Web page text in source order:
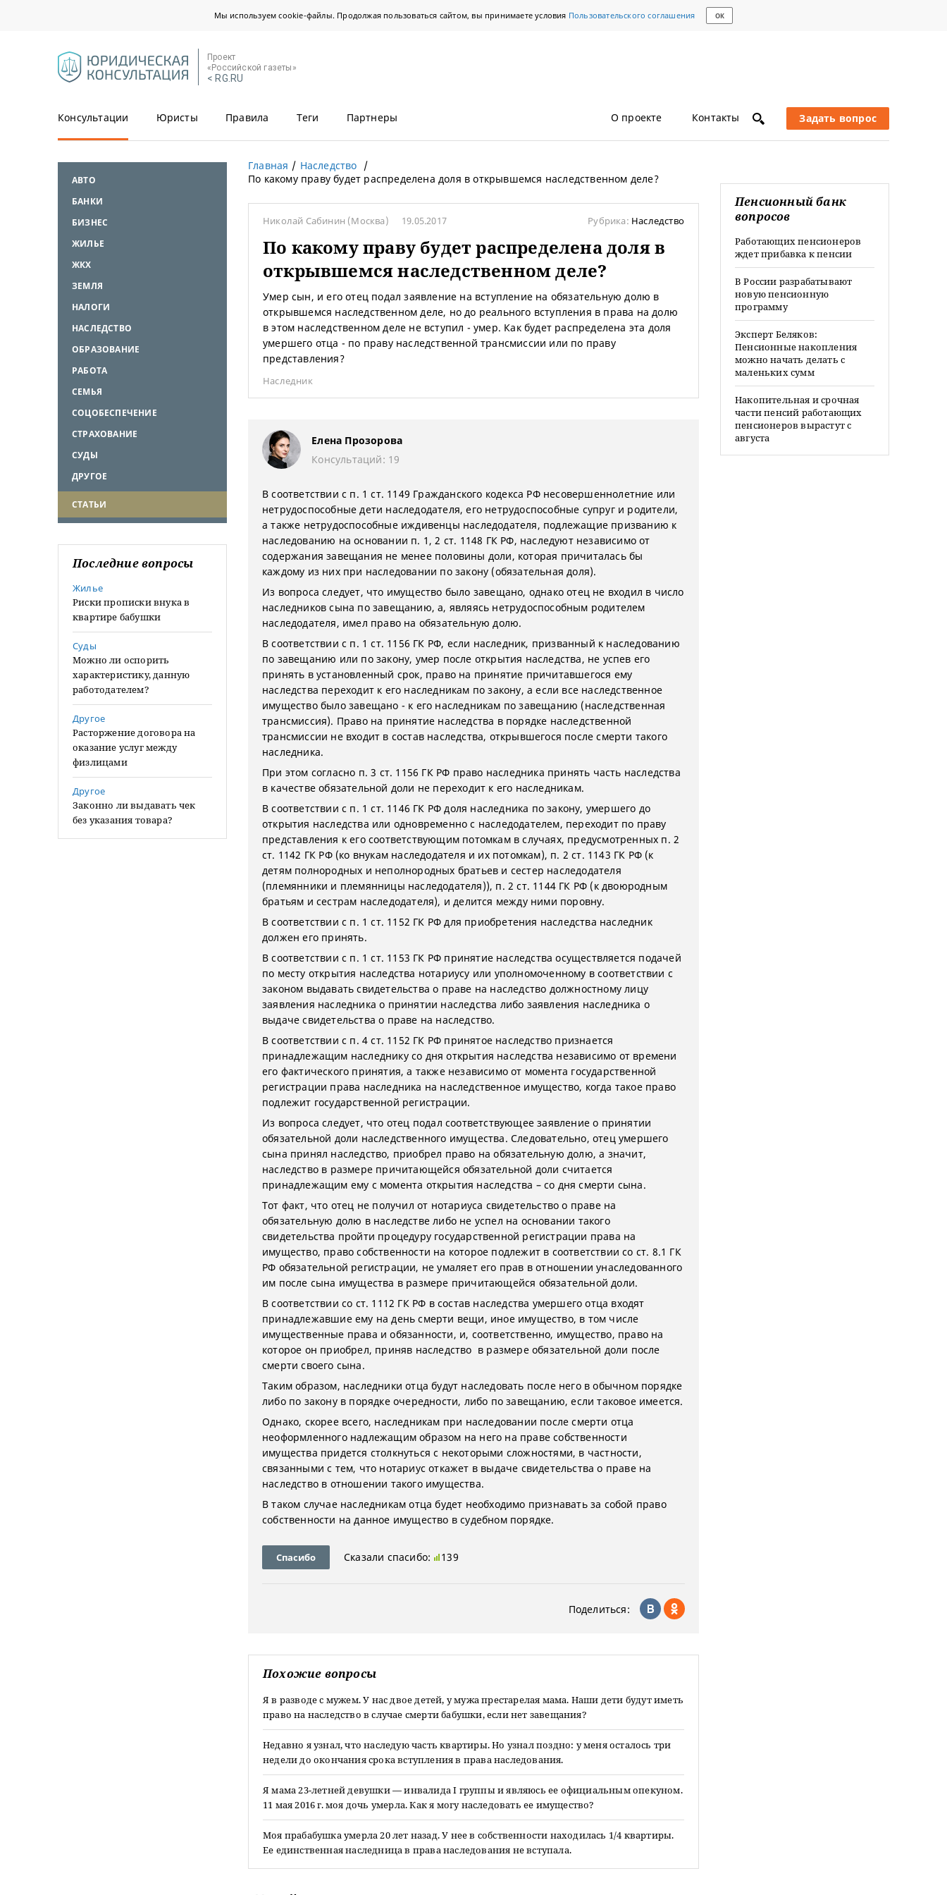
Мы используем cookie-файлы. Продолжая пользоваться сайтом, вы принимаете условия Пользовательского соглашения ОК
Проект
«Российской газеты»
< RG.RU
Консультации Юристы Правила Теги Партнеры О проекте Контакты Задать вопрос
АВТО
БАНКИ
БИЗНЕС
ЖИЛЬЕ
ЖКХ
ЗЕМЛЯ
НАЛОГИ
НАСЛЕДСТВО
ОБРАЗОВАНИЕ
РАБОТА
СЕМЬЯ
СОЦОБЕСПЕЧЕНИЕ
СТРАХОВАНИЕ
СУДЫ
ДРУГОЕ
СТАТЬИ
Последние вопросы
Жилье
Риски прописки внука в
квартире бабушки
Суды
Можно ли оспорить
характеристику, данную
работодателем?
Другое
Расторжение договора на
оказание услуг между
физлицами
Другое
Законно ли выдавать чек
без указания товара?
Главная
Наследство
По какому праву будет распределена доля в открывшемся наследственном деле?
Николай Сабинин (Москва) 19.05.2017 Рубрика: Наследство
По какому праву будет распределена доля в
открывшемся наследственном деле?
Умер сын, и его отец подал заявление на вступление на обязательную долю в
открывшемся наследственном деле, но до реального вступления в права на долю
в этом наследственном деле не вступил - умер. Как будет распределена эта доля
умершего отца - по праву наследственной трансмиссии или по праву
представления?
Наследник
Елена Прозорова
Консультаций: 19
В соответствии с п. 1 ст. 1149 Гражданского кодекса РФ несовершеннолетние или
нетрудоспособные дети наследодателя, его нетрудоспособные супруг и родители,
а также нетрудоспособные иждивенцы наследодателя, подлежащие призванию к
наследованию на основании п. 1, 2 ст. 1148 ГК РФ, наследуют независимо от
содержания завещания не менее половины доли, которая причиталась бы
каждому из них при наследовании по закону (обязательная доля).
Из вопроса следует, что имущество было завещано, однако отец не входил в число
наследников сына по завещанию, а, являясь нетрудоспособным родителем
наследодателя, имел право на обязательную долю.
В соответствии с п. 1 ст. 1156 ГК РФ, если наследник, призванный к наследованию
по завещанию или по закону, умер после открытия наследства, не успев его
принять в установленный срок, право на принятие причитавшегося ему
наследства переходит к его наследникам по закону, а если все наследственное
имущество было завещано - к его наследникам по завещанию (наследственная
трансмиссия). Право на принятие наследства в порядке наследственной
трансмиссии не входит в состав наследства, открывшегося после смерти такого
наследника.
При этом согласно п. 3 ст. 1156 ГК РФ право наследника принять часть наследства
в качестве обязательной доли не переходит к его наследникам.
В соответствии с п. 1 ст. 1146 ГК РФ доля наследника по закону, умершего до
открытия наследства или одновременно с наследодателем, переходит по праву
представления к его соответствующим потомкам в случаях, предусмотренных п. 2
ст. 1142 ГК РФ (ко внукам наследодателя и их потомкам), п. 2 ст. 1143 ГК РФ (к
детям полнородных и неполнородных братьев и сестер наследодателя
(племянники и племянницы наследодателя)), п. 2 ст. 1144 ГК РФ (к двоюродным
братьям и сестрам наследодателя), и делится между ними поровну.
В соответствии с п. 1 ст. 1152 ГК РФ для приобретения наследства наследник
должен его принять.
В соответствии с п. 1 ст. 1153 ГК РФ принятие наследства осуществляется подачей
по месту открытия наследства нотариусу или уполномоченному в соответствии с
законом выдавать свидетельства о праве на наследство должностному лицу
заявления наследника о принятии наследства либо заявления наследника о
выдаче свидетельства о праве на наследство.
В соответствии с п. 4 ст. 1152 ГК РФ принятое наследство признается
принадлежащим наследнику со дня открытия наследства независимо от времени
его фактического принятия, а также независимо от момента государственной
регистрации права наследника на наследственное имущество, когда такое право
подлежит государственной регистрации.
Из вопроса следует, что отец подал соответствующее заявление о принятии
обязательной доли наследственного имущества. Следовательно, отец умершего
сына принял наследство, приобрел право на обязательную долю, а значит,
наследство в размере причитающейся обязательной доли считается
принадлежащим ему с момента открытия наследства – со дня смерти сына.
Тот факт, что отец не получил от нотариуса свидетельство о праве на
обязательную долю в наследстве либо не успел на основании такого
свидетельства пройти процедуру государственной регистрации права на
имущество, право собственности на которое подлежит в соответствии со ст. 8.1 ГК
РФ обязательной регистрации, не умаляет его прав в отношении унаследованного
им после сына имущества в размере причитающейся обязательной доли.
В соответствии со ст. 1112 ГК РФ в состав наследства умершего отца входят
принадлежавшие ему на день смерти вещи, иное имущество, в том числе
имущественные права и обязанности, и, соответственно, имущество, право на
которое он приобрел, приняв наследство в размере обязательной доли после
смерти своего сына.
Таким образом, наследники отца будут наследовать после него в обычном порядке
либо по закону в порядке очередности, либо по завещанию, если таковое имеется.
Однако, скорее всего, наследникам при наследовании после смерти отца
неоформленного надлежащим образом на него на праве собственности
имущества придется столкнуться с некоторыми сложностями, в частности,
связанными с тем, что нотариус откажет в выдаче свидетельства о праве на
наследство в отношении такого имущества.
В таком случае наследникам отца будет необходимо признавать за собой право
собственности на данное имущество в судебном порядке.
Спасибо Сказали спасибо: 139
Поделиться:
Похожие вопросы
Я в разводе с мужем. У нас двое детей, у мужа престарелая мама. Наши дети будут иметь
право на наследство в случае смерти бабушки, если нет завещания?
Недавно я узнал, что наследую часть квартиры. Но узнал поздно: у меня осталось три
недели до окончания срока вступления в права наследования.
Я мама 23-летней девушки — инвалида I группы и являюсь ее официальным опекуном.
11 мая 2016 г. моя дочь умерла. Как я могу наследовать ее имущество?
Моя прабабушка умерла 20 лет назад. У нее в собственности находилась 1/4 квартиры.
Ее единственная наследница в права наследования не вступала.
Пенсионный банк
вопросов
Работающих пенсионеров
ждет прибавка к пенсии
В России разрабатывают
новую пенсионную
программу
Эксперт Беляков:
Пенсионные накопления
можно начать делать с
маленьких сумм
Накопительная и срочная
части пенсий работающих
пенсионеров вырастут с
августа